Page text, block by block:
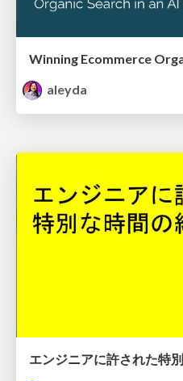
aleyda
エンジニアに許された特